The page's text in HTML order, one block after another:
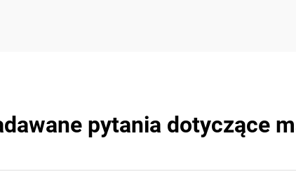
pytania dotyczące